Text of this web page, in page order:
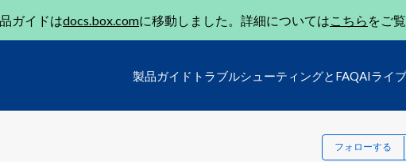
ガイドはdocs.box.comに移動しました。詳細についてはこちら をご
製品ガイド トラブルシューティングとFAQAIライ
フォローする